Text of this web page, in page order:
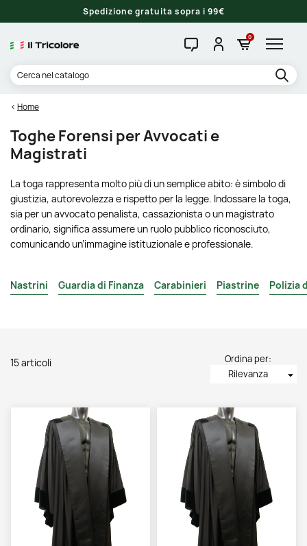
Spedizione gratuita sopra i 99€
0
Home
Toghe Forensi per Avvocati e
Magistrati
La toga rappresenta molto più di un semplice abito: è simbolo di
giustizia, autorevolezza e rispetto per la legge. Indossare la toga,
sia per un avvocato penalista, cassazionista o un magistrato
ordinario, significa assumere un ruolo pubblico riconosciuto,
comunicando un’immagine istituzionale e professionale.
Nastrini Guardia di Finanza Carabinieri Piastrine Polizia
15 articoli
Ordina per:
Rilevanza
arrow_drop_down